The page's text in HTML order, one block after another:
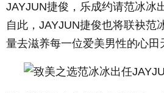
JAYJUN捷俊，乐成约请范冰冰
自此， JAYJUN捷俊也将联袂范
量去滋养每一位爱美男性的心田